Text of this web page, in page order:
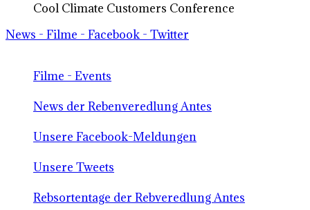
Cool Climate Customers Conference
News - Filme - Facebook - Twitter
Filme - Events
News der Rebenveredlung Antes
Unsere Facebook-Meldungen
Unsere Tweets
Rebsortentage der Rebveredlung Antes